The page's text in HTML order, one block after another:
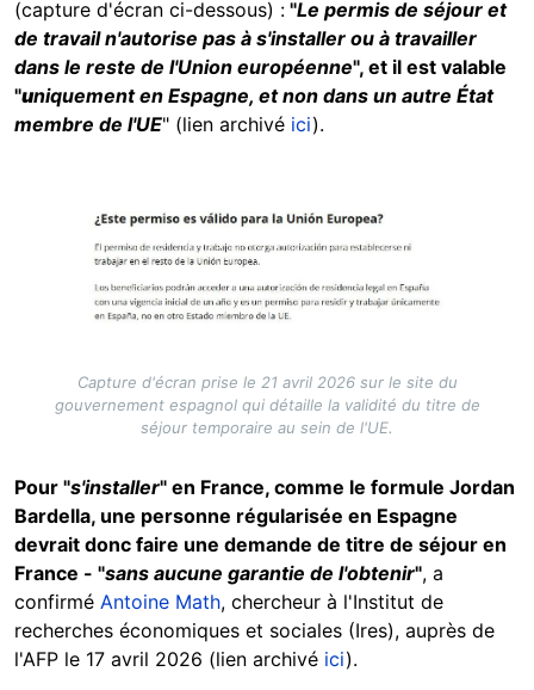
(capture d'écran ci-dessous) : "Le permis de séjour et
de travail n'autorise pas à s'installer ou à travailler
dans le reste de l'Union européenne", et il est valable
"uniquement en Espagne, et non dans un autre État
membre de l'UE" (lien archivé ici).
Capture d'écran prise le 21 avril 2026 sur le site du
gouvernement espagnol qui détaille la validité du titre de
séjour temporaire au sein de l'UE.
Pour "s'installer" en France, comme le formule Jordan
Bardella, une personne régularisée en Espagne
devrait donc faire une demande de titre de séjour en
France - "sans aucune garantie de l'obtenir", a
confirmé Antoine Math, chercheur à l'Institut de
recherches économiques et sociales (Ires), auprès de
l'AFP le 17 avril 2026 (lien archivé ici).